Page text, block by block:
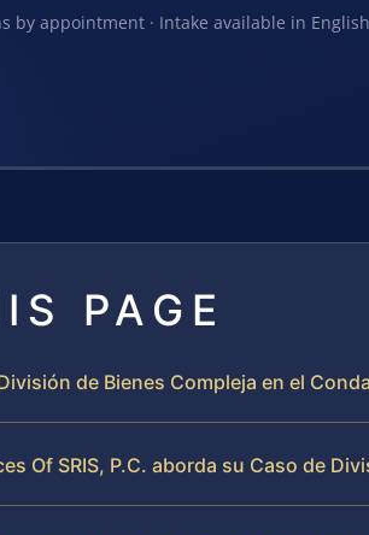
by appointment · Intake available in
PAGE
de Bienes Compleja en el
Of SRIS, P.C. aborda su Caso de